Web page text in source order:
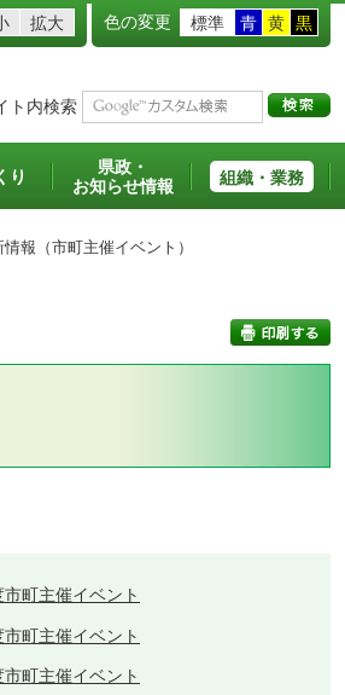
拡大 色の変更 標準 青 黄 黒
ト内検索
り
県政・
お知らせ情報
組織・業務
報（市町主催イベント）
町主催イベント
町主催イベント
町主催イベント